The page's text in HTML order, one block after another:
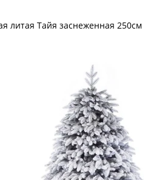
литая Тайя заснеженная 250см